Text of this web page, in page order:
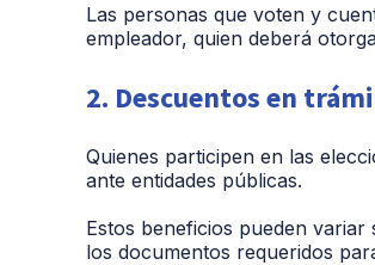
Las personas que voten y
empleador, quien deberá
2. Descuentos en
Quienes participen en las
ante entidades públicas.
Estos beneficios pueden
los documentos requeridos